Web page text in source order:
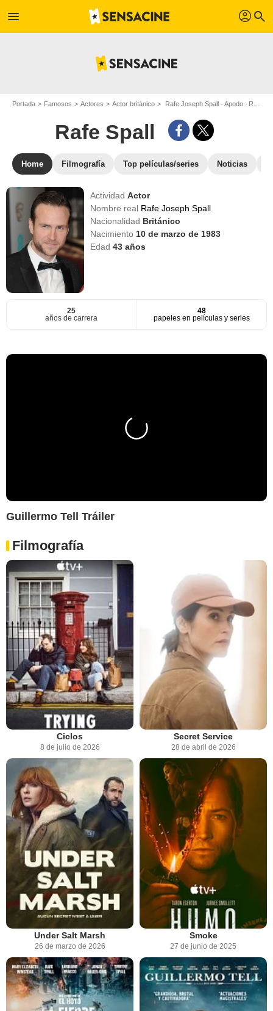
menu profil search
Portada Famosos Actores Actor británico Rafe Joseph Spall - Apodo : Rafe Spall
Rafe Spall
Home Filmografía Top películas/series Noticias
ActividadActor
Nombre real Rafe Joseph Spall
Nacionalidad Británico
Nacimiento 10 de marzo de 1983
Edad43 años
25
años de carrera
48
papeles en películas y series
Guillermo Tell Tráiler
Filmografía
Ciclos
8 de julio de 2026
Secret Service
28 de abril de 2026
Under Salt Marsh
26 de marzo de 2026
Smoke
27 de junio de 2025